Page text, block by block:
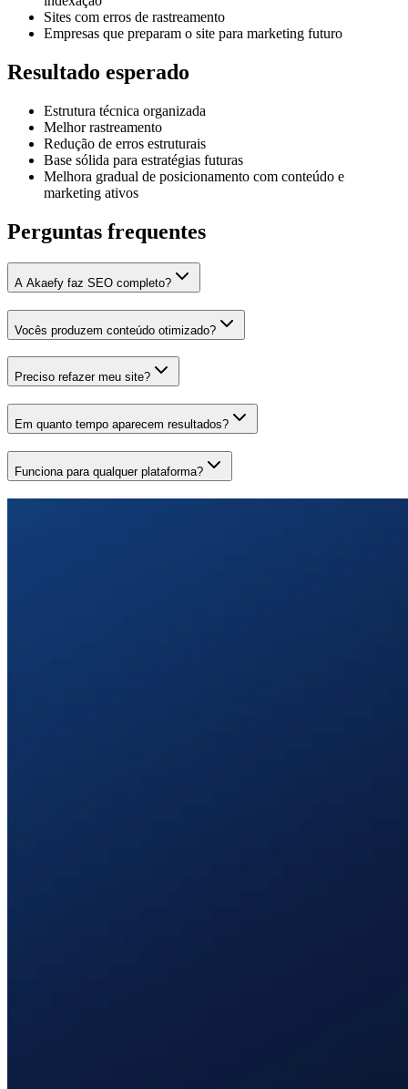
Sites com erros de rastreamento
Empresas que preparam o site para marketing futuro
Resultado esperado
Estrutura técnica organizada
Melhor rastreamento
Redução de erros estruturais
Base sólida para estratégias futuras
Melhora gradual de posicionamento com conteúdo e
marketing ativos
Perguntas frequentes
A Akaefy faz SEO completo?
Vocês produzem conteúdo otimizado?
Preciso refazer meu site?
Em quanto tempo aparecem resultados?
Funciona para qualquer plataforma?